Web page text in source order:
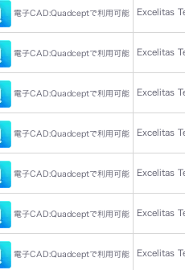
電子CAD:Quadceptで利用可能 Excelitas
電子CAD:Quadceptで利用可能 Excelitas
電子CAD:Quadceptで利用可能 Excelitas
電子CAD:Quadceptで利用可能 Excelitas
電子CAD:Quadceptで利用可能 Excelitas
電子CAD:Quadceptで利用可能 Excelitas
電子CAD:Quadceptで利用可能 Excelitas